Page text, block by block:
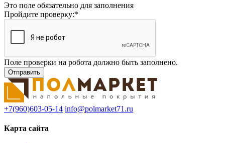
Это поле обязательно для заполнения
Пройдите проверку:*
Поле проверки на робота должно быть заполнено.
+7(960)603-05-14 info@polmarket71.ru
Карта сайта